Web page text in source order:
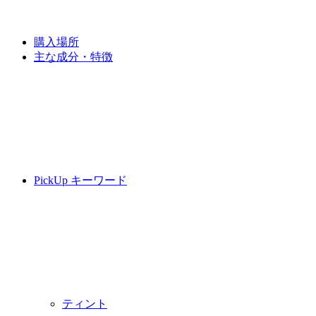
購入場所
主な成分・特徴
PickUp キーワード
ティント